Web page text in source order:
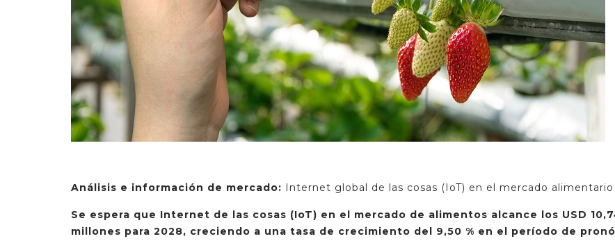
Análisis e información de mercado: Internet global de las cosas (IoT) en el mercado alimentario
Se espera que Internet de las cosas (IoT) en el mercado de alimentos alcance los USD
millones para 2028, creciendo a una tasa de crecimiento del 9,50 % en el período de